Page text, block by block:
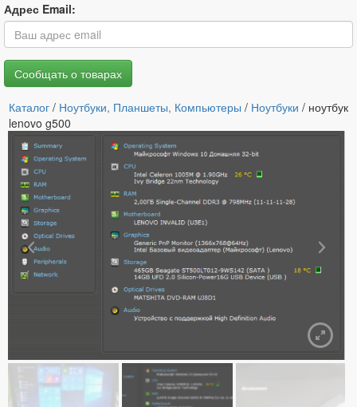
Адрес Email:
Каталог / Ноутбуки, Планшеты, Компьютеры / Ноутбуки / ноутбук
lenovo g500